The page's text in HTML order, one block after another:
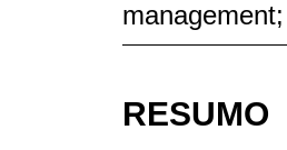
RESUMO